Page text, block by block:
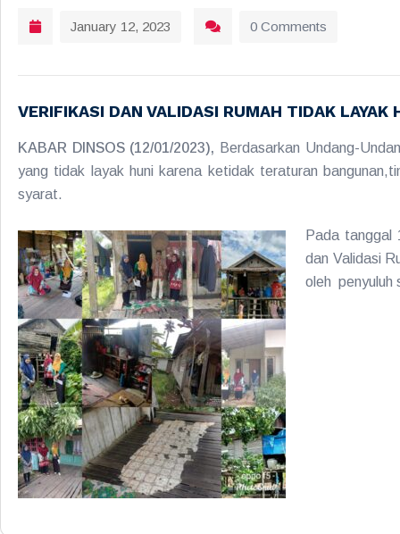
January 12, 2023 0 Comments
VERIFIKASI DAN VALIDASI RUMAH TIDAK LAYAK
KABAR DINSOS (12/01/2023), Berdasarkan Undang-
yang tidak layak huni karena ketidak teraturan
syarat.
Pada tanggal
dan Validasi
oleh penyuluh